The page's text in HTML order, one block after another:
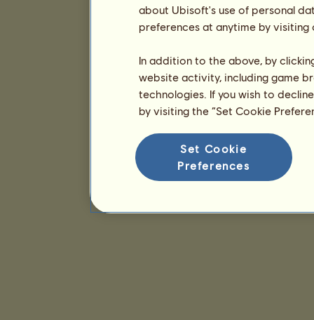
about Ubisoft's use of personal
preferences at anytime by
In addition to the above, by
website activity, including game
technologies. If you wish to
by visiting the “Set Cookie
Set Cookie
Preferences